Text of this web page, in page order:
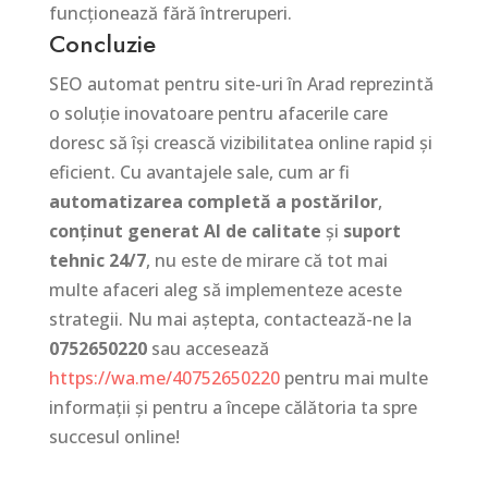
funcționează fără întreruperi.
Concluzie
SEO automat pentru site-uri în Arad reprezintă
o soluție inovatoare pentru afacerile care
doresc să își crească vizibilitatea online rapid și
eficient. Cu avantajele sale, cum ar fi
automatizarea completă a postărilor,
conținut generat AI de calitate și suport
tehnic 24/7, nu este de mirare că tot mai
multe afaceri aleg să implementeze aceste
strategii. Nu mai aștepta, contactează-ne la
0752650220sau accesează
https://wa.me/40752650220pentru mai multe
informații și pentru a începe călătoria ta spre
succesul online!